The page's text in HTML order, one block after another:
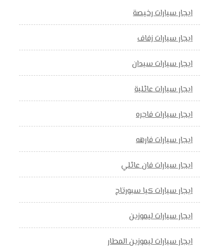
ايجار سيارات رخيصة
ايجار سيارات زفاف
ايجار سيارات سيدان
ايجار سيارات عائلية
ايجار سيارات فاجره
ايجار سيارات فارهه
ايجار سيارات فان عائلي
ايجار سيارات كيا سبورتاج
ايجار سيارات ليموزين
ايجار سيارات ليموزين المطار